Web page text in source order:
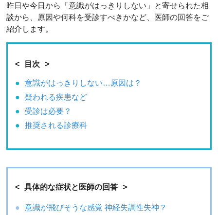
昨日や今日から「意識がはっきりしない」と寄せられた相
談から、原因や何科を受診すべきかなど、医師の回答をご
紹介します。
目次
意識がはっきりしない…原因は？
疑われる疾患など
受診は必要？
推奨される診療科
具体的な症状と医師の回答
意識が飛びそうな感覚 神経失調性失神？